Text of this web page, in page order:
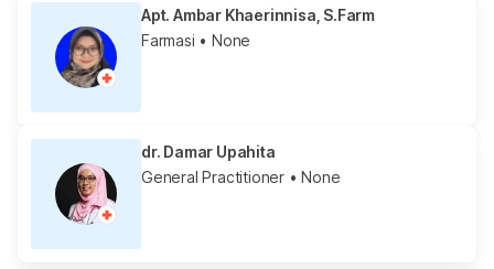
Apt. Ambar Khaerinnisa, S.Farm
Farmasi • None
dr. Damar Upahita
General Practitioner • None